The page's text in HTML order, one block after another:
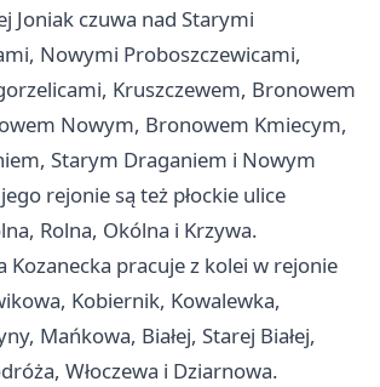
Joniak czuwa nad Starymi
Nowymi Proboszczewicami,
Kruszczewem, Bronowem
Nowym, Bronowem Kmiecym,
Starym Draganiem i Nowym
rejonie są też płockie ulice
Rolna, Okólna i Krzywa.
Kozanecka pracuje z kolei w rejonie
Kobiernik, Kowalewka,
Mańkowa, Białej, Starej Białej,
Włoczewa i Dziarnowa.